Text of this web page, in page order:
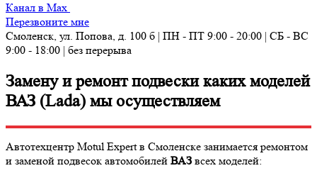
Канал в Max
Перезвоните мне
Смоленск, ул. Попова, д. 100 б | ПН - ПТ 9:00 - 20:00 | СБ - ВС
9:00 - 18:00 | без перерыва
Замену и ремонт подвески каких моделей
ВАЗ (Lada) мы осуществляем
Автотехцентр Motul Expert в Смоленске занимается ремонтом
и заменой подвесок автомобилей ВАЗ всех моделей: